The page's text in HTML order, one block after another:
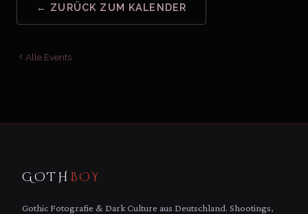
← ZURÜCK ZUM KALENDER
Alle Events
GOTH BOY
Gothic Fotografie & Dark Culture aus Deutschland. Shootings,